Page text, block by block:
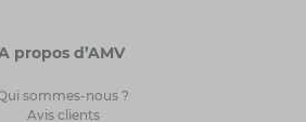
propos d’AMV
sommes-nous ?
Avis clients